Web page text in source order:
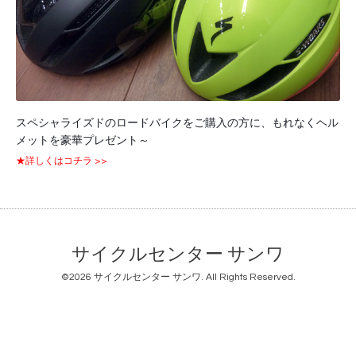
スペシャライズドのロードバイクをご購入の方に、もれなくヘル
メットを豪華プレゼント～
★詳しくはコチラ >>
サイクルセンター サンワ
©2026 サイクルセンター サンワ. All Rights Reserved.